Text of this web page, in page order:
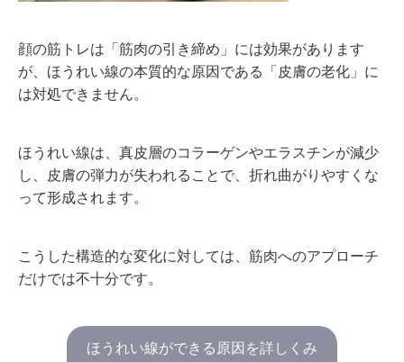
顔の筋トレは「筋肉の引き締め」には効果があります
が、ほうれい線の本質的な原因である「皮膚の老化」に
は対処できません。
ほうれい線は、真皮層のコラーゲンやエラスチンが減少
し、皮膚の弾力が失われることで、折れ曲がりやすくな
って形成されます。
こうした構造的な変化に対しては、筋肉へのアプローチ
だけでは不十分です。
ほうれい線ができる原因を詳しくみ